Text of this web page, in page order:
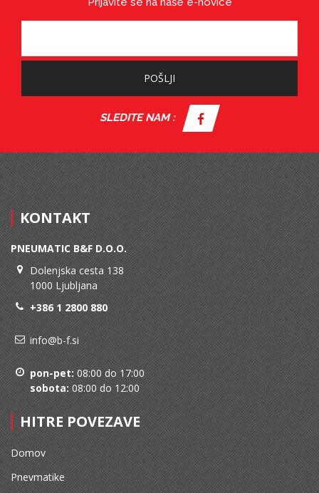
POŠLJI
SLEDITE NAM :
KONTAKT
PNEUMATIC B&F D.O.O.
Dolenjska cesta 138
1000 Ljubljana
+386 1 2800 880
info@b-f.si
pon-pet: 08:00 do 17:00
sobota: 08:00 do 12:00
HITRE POVEZAVE
Domov
Pnevmatike